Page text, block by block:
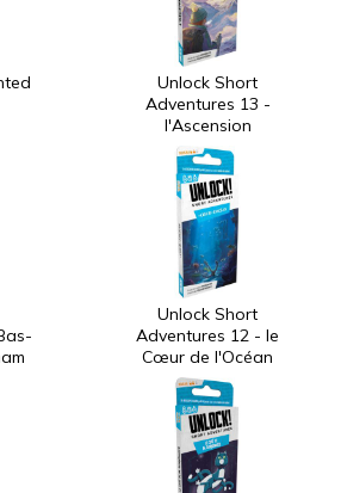
Unlock Short
Adventures 13 -
l'Ascension
Unlock Short
Adventures 12 - le
Cœur de l'Océan